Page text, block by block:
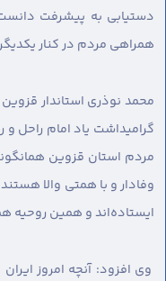
دستیابی به پیشرفت
همراهی مردم در کنار
محمد نوذری استاندار
گرامیداشت یاد امام راحل
مردم استان قزوین
وفادار و با همتی والا
ایستاده‌اند و همین روحیه
وی افزود: آنچه امروز